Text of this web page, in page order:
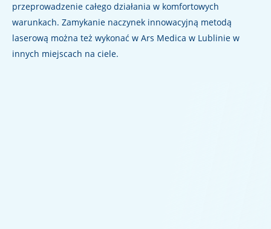
przeprowadzenie całego działania w komfortowych
warunkach. Zamykanie naczynek innowacyjną metodą
laserową można też wykonać w Ars Medica w Lublinie w
innych miejscach na ciele.